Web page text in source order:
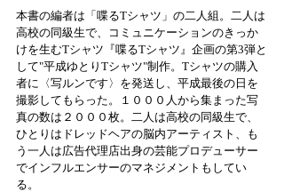
本書の編者は「喋るTシャツ」の二人組。二人は
高校の同級生で、コミュニケーションのきっか
けを生むTシャツ『喋るTシャツ』企画の第3弾と
して"平成ゆとりTシャツ"制作。Tシャツの購入
者に〈写ルンです〉を発送し、平成最後の日を
撮影してもらった。１０００人から集まった写
真の数は２０００枚。二人は高校の同級生で、
ひとりはドレッドヘアの脳内アーティスト、も
う一人は広告代理店出身の芸能プロデューサー
でインフルエンサーのマネジメントもしてい
る。